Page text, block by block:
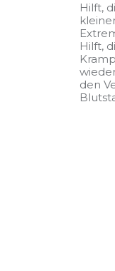
Hilft,
Hilft,
den